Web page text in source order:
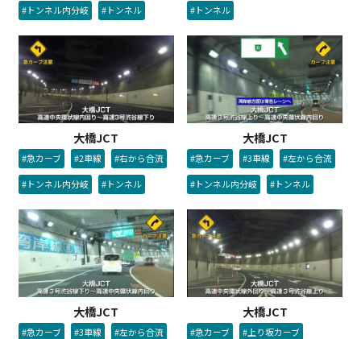
#トンネル内分岐 #トンネル #トンネル
大橋JCT
#急カーブ #2車線 #右から合流
#トンネル内分岐 #トンネル
大橋JCT
#急カーブ #3車線 #左から合流
#トンネル内分岐 #トンネル
大橋JCT
#急カーブ #3車線 #左から合流
大橋JCT
#急カーブ #上り坂カーブ